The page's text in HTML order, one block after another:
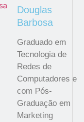
Douglas
Barbosa
Graduado em
Tecnologia de
Redes de
Computadores e
com Pós-
Graduação em
Marketing